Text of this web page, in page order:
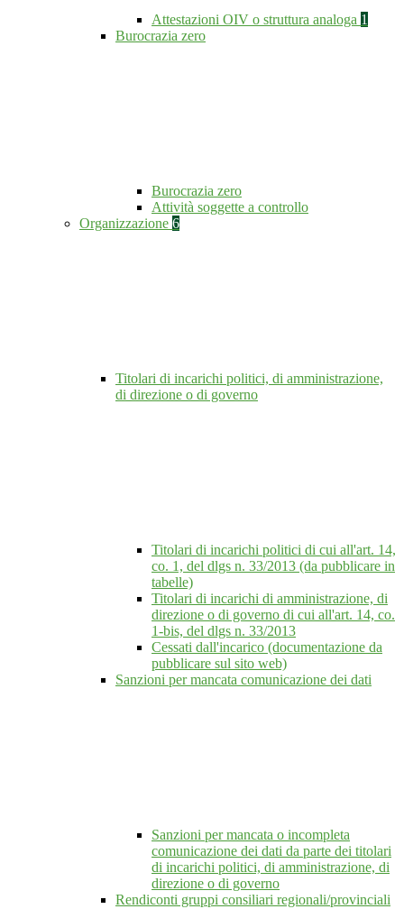
Attestazioni OIV o struttura analoga 1
Burocrazia zero
Burocrazia zero
Attività soggette a controllo
Organizzazione 6
Titolari di incarichi politici, di amministrazione,
di direzione o di governo
Titolari di incarichi politici di cui all'art. 14,
co. 1, del dlgs n. 33/2013 (da pubblicare in
tabelle)
Titolari di incarichi di amministrazione, di
direzione o di governo di cui all'art. 14, co.
1-bis, del dlgs n. 33/2013
Cessati dall'incarico (documentazione da
pubblicare sul sito web)
Sanzioni per mancata comunicazione dei dati
Sanzioni per mancata o incompleta
comunicazione dei dati da parte dei titolari
di incarichi politici, di amministrazione, di
direzione o di governo
Rendiconti gruppi consiliari regionali/provinciali